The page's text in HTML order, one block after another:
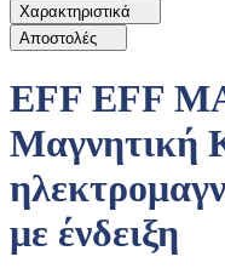
Χαρακτηριστικά
Αποστολές
EFF EFF
Μαγνητική
με ένδειξη